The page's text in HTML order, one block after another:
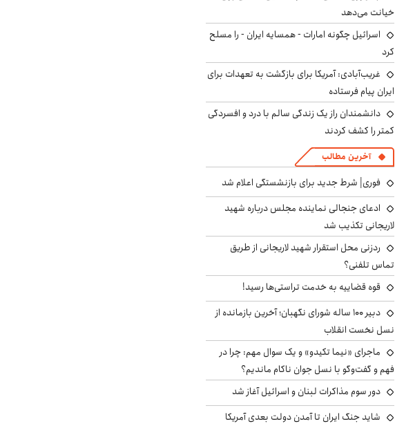
خیانت می‌دهد
اسرائیل چگونه امارات - همسایه ایران - را مسلح
کرد
غریب‌آبادی: آمریکا برای بازگشت به تعهدات برای
ایران پیام فرستاده
دانشمندان راز یک زندگی سالم با درد و افسردگی
کمتر را کشف کردند
آخرین مطالب
فوری| شرط جدید برای بازنشستگی اعلام شد
ادعای جنجالی نماینده مجلس درباره شهید
لاریجانی تکذیب شد
ردزنی محل استقرار شهید لاریجانی از طریق
تماس تلفنی؟
قوه قضاییه به خدمت تراستی‌ها رسید!
دبیر ۱۰۰ ساله شورای نگهبان؛ آخرین بازمانده از
نسل نخست انقلاب
ماجرای «نیما تکیدو» و یک سوال مهم: چرا در
فهم و گفت‌وگو با نسل جوان ناکام ماندیم؟
دور سوم مذاکرات لبنان و اسرائیل آغاز شد
شاید جنگ ایران تا آمدن دولت بعدی آمریکا